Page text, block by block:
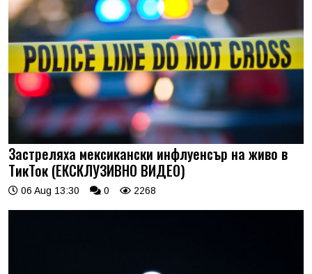
Застреляха мексикански инфлуенсър на живо в
ТикТок (ЕКСКЛУЗИВНО ВИДЕО)
06 Aug 13:30 0 2268